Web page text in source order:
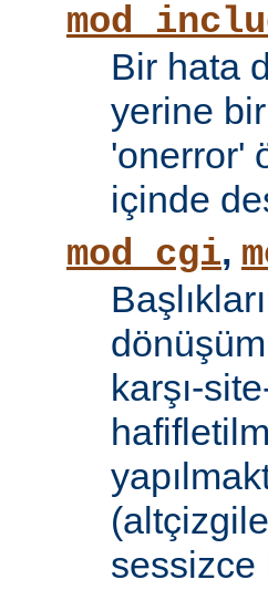
Bir hata
yerine
'onerror'
içinde
mod_cgi,
karşı-
sessizce